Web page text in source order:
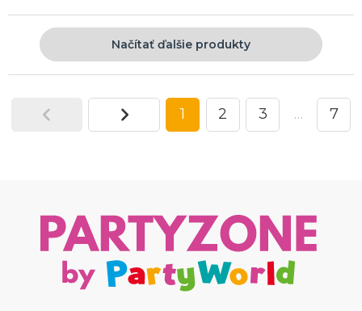
Načítať ďalšie produkty
1 2 3 … 7